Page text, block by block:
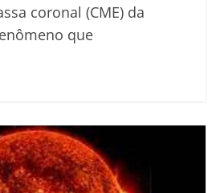
coronal (CME) da
que